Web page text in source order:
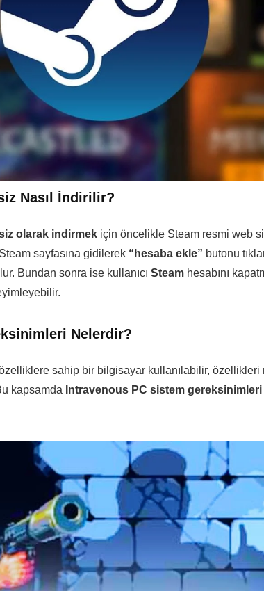
Nasıl İndirilir?
olarak indirmek için öncelikle Steam resmi web
sayfasına gidilerek “hesaba ekle” butonu
Bundan sonra ise kullanıcı Steam hesabını
Nelerdir?
sahip bir bilgisayar kullanılabilir, özellikleri
kapsamda Intravenous PC sistem gereksinimleri